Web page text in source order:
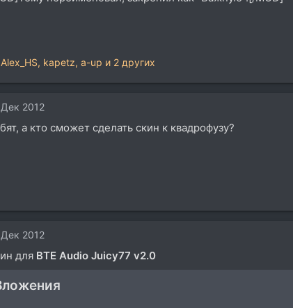
Alex_HS, kapetz, a-up и 2 других
2012
а кто сможет сделать скин к квадрофузу?
2012
для BTE Audio Juicy77 v2.0